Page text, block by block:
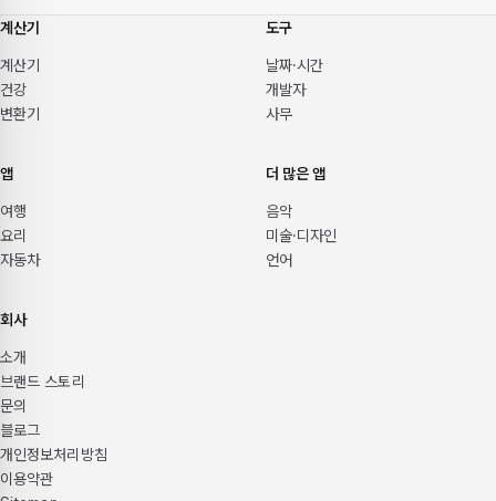
계산기
계산기
건강
변환기
도구
날짜·시간
개발자
사무
앱
여행
요리
자동차
더 많은 앱
음악
미술·디자인
언어
회사
소개
브랜드 스토리
문의
블로그
개인정보처리방침
이용약관